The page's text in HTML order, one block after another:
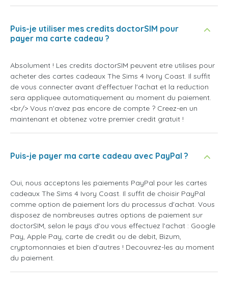
Puis-je utiliser mes credits doctorSIM pour
payer ma carte cadeau ?
Absolument ! Les credits doctorSIM peuvent etre utilises pour
acheter des cartes cadeaux The Sims 4 Ivory Coast. Il suffit
de vous connecter avant d'effectuer l'achat et la reduction
sera appliquee automatiquement au moment du paiement.
<br/> Vous n'avez pas encore de compte ? Creez-en un
maintenant et obtenez votre premier credit gratuit !
Puis-je payer ma carte cadeau avec PayPal ?
Oui, nous acceptons les paiements PayPal pour les cartes
cadeaux The Sims 4 Ivory Coast. Il suffit de choisir PayPal
comme option de paiement lors du processus d'achat. Vous
disposez de nombreuses autres options de paiement sur
doctorSIM, selon le pays d'ou vous effectuez l'achat : Google
Pay, Apple Pay, carte de credit ou de debit, Bizum,
cryptomonnaies et bien d'autres ! Decouvrez-les au moment
du paiement.